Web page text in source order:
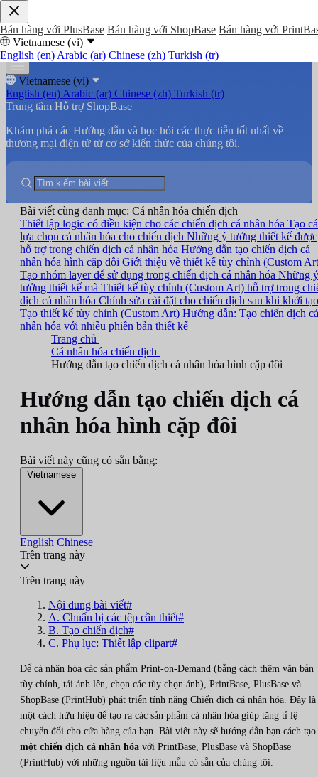
Bán hàng với PlusBase Bán hàng với ShopBase Bán hàng với
Vietnamese (vi)
English (en) Arabic (ar) Chinese (zh) Turkish (tr)
Vietnamese (vi)
English (en) Arabic (ar) Chinese (zh) Turkish (tr)
Trung tâm Hỗ trợ ShopBase
Khám phá các Hướng dẫn và học hỏi các thực tiễn tốt nhất về
thương mại điện tử từ cơ sở kiến thức của chúng tôi.
Bài viết cùng danh mục: Cá nhân hóa chiến dịch
Thiết lập logic có điều kiện cho các chiến dịch cá nhân hóa Tạo
lựa chọn cá nhân hóa cho chiến dịch Những ý tưởng thiết kế được
hỗ trợ trong chiến dịch cá nhân hóa Hướng dẫn tạo chiến dịch cá
nhân hóa hình cặp đôi Giới thiệu về thiết kế tùy chỉnh (Custom
Tạo nhóm layer để sử dụng trong chiến dịch cá nhân hóa Những ý
tưởng thiết kế mà Thiết kế tùy chỉnh (Custom Art) hỗ trợ trong
dịch cá nhân hóa Chỉnh sửa cài đặt cho chiến dịch sau khi khởi tạo
Tạo thiết kế tùy chỉnh (Custom Art) Hướng dẫn: Tạo chiến dịch cá
nhân hóa với nhiều phiên bản thiết kế
Trang chủ
Cá nhân hóa chiến dịch
Hướng dẫn tạo chiến dịch cá nhân hóa hình cặp đôi
Hướng dẫn tạo chiến dịch cá
nhân hóa hình cặp đôi
Bài viết này cũng có sẵn bằng:
Vietnamese
English Chinese
Trên trang này
Trên trang này
Nội dung bài viết#
A. Chuẩn bị các tệp cần thiết#
B. Tạo chiến dịch#
C. Phụ lục: Thiết lập clipart#
Để cá nhân hóa các sản phẩm Print-on-Demand (bằng cách thêm văn bản
tùy chỉnh, tải ảnh lên, chọn các tùy chọn ảnh), PrintBase, PlusBase và
ShopBase (PrintHub) phát triển tính năng Chiến dich cá nhân hóa. Đây là
một cách hữu hiệu để tạo ra các sản phẩm cá nhân hóa giúp tăng tỉ lệ
chuyển đổi cho cửa hàng của bạn. Bài viết này sẽ hướng dẫn bạn cách tạo
một chiến dịch cá nhân hóa với PrintBase, PlusBase và ShopBase
(PrintHub) với những nguồn tài liệu mẫu có sẵn của chúng tôi.